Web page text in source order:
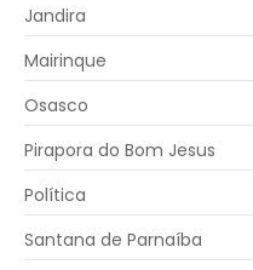
Jandira
Mairinque
Osasco
Pirapora do Bom Jesus
Política
Santana de Parnaíba